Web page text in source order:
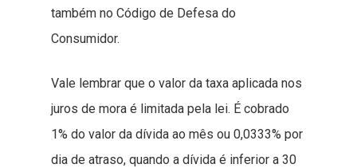
também no Código de Defesa do
Consumidor.
Vale lembrar que o valor da taxa aplicada nos
juros de mora é limitada pela lei. É cobrado
1% do valor da dívida ao mês ou 0,0333% por
dia de atraso, quando a dívida é inferior a 30